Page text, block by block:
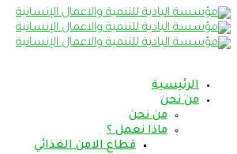
الرئيسية
من نحن
من نحن
ماذا نعمل ؟
قطاع الامن الغذائي